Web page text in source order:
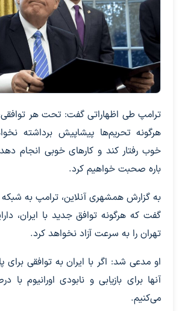
ترامپ طی اظهاراتی گفت: تحت هر توافقی،
هرگونه تحریم‌ها پیشاپیش برداشته
خوب رفتار کند و کارهای خوبی انجام
باره صحبت خواهیم کرد.
به گزارش همشهری آنلاین، ترامپ به
گفت که هرگونه توافق جدید با ایران،
تهران را به سرعت آزاد نخواهد کرد.
او مدعی شد: اگر با ایران به توافقی برای
آنها برای بازیابی و نابودی اورانیوم با
می‌کنیم.